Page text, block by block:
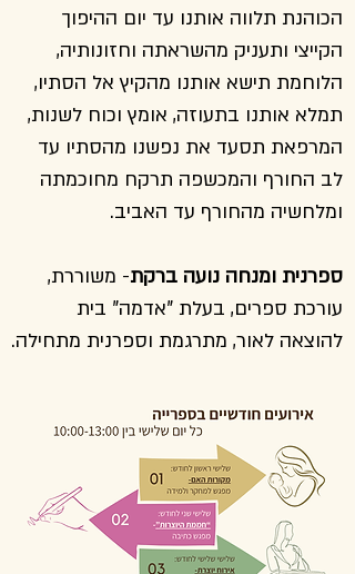
הכוהנת תלווה אותנו עד יום ההיפוך
הקייצי ותעניק מהשראתה וחזונותיה,
הלוחמת תישא אותנו מהקיץ אל הסתיו,
תמלא אותנו בתעוזה, אומץ וכוח לשנות,
המרפאת תסעד את נפשנו מהסתיו עד
לב החורף והמכשפה תרקח מחוכמתה
ומלחשיה מהחורף עד האביב.
ספרנית ומנחה נועה ברקת- משוררת,
עורכת ספרים, בעלת "אדמה" בית
להוצאה לאור, מתרגמת וספרנית מתחילה.